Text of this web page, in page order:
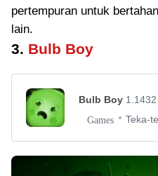
pertempuran untuk
lain.
3. Bulb Boy
Bulb Boy 1.1432
Games Teka-